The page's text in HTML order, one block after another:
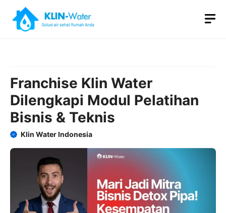
content
Franchise Klin Water
Dilengkapi Modul Pelatihan
Bisnis & Teknis
Klin Water Indonesia